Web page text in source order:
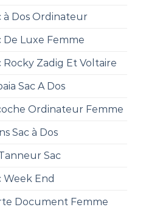
à Dos Ordinateur
De Luxe Femme
Rocky Zadig Et Voltaire
Sac A Dos
Ordinateur Femme
Sac à Dos
Sac
Week End
Document Femme